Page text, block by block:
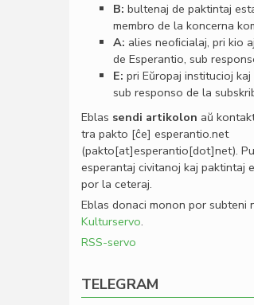
B: bultenaj de paktintaj
membro de la koncerna
A: alies neoﬁcialaj, pri kio
de Esperantio, sub
E: pri Eŭropaj institucioj
sub responso de la
Eblas sendi artikolon aŭ
tra pakto [ĉe] esperantio.net
(pakto[at]esperantio[dot]net).
esperantaj civitanoj kaj paktintaj
por la ceteraj.
Eblas donaci monon por subteni
Kulturservo.
RSS-servo
TELEGRAM